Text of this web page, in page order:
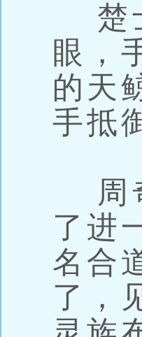
楚
眼，
的天
手抵
周
了进
名合
了，